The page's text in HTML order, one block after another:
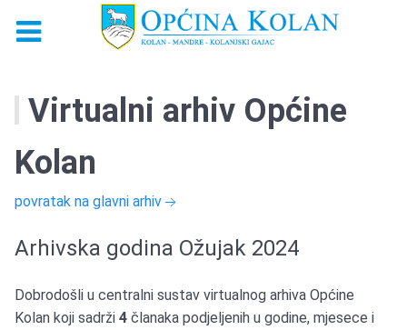
Virtualni arhiv Općine
Kolan
povratak na glavni arhiv
Arhivska godina Ožujak 2024
Dobrodošli u centralni sustav virtualnog arhiva Općine
Kolan koji sadrži4 članaka podjeljenih u godine, mjesece i